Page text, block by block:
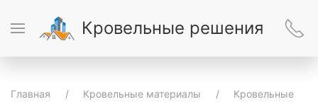
Кровельные решения
Главная Кровельные материалы
Кровельные